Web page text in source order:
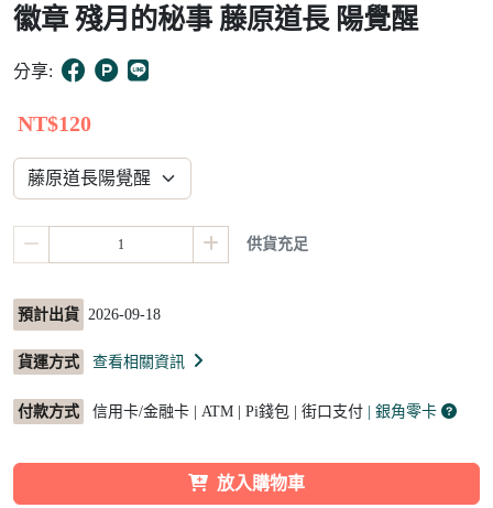
2
of
10
徽章 殘月的秘事 藤原道長 陽覺醒
分享:
NT$120
供貨充足
預計出貨 2026-09-18
貨運方式 查看相關資訊
付款方式 信用卡/金融卡 | ATM | Pi錢包 | 街口支付 | 銀角零卡
放入購物車